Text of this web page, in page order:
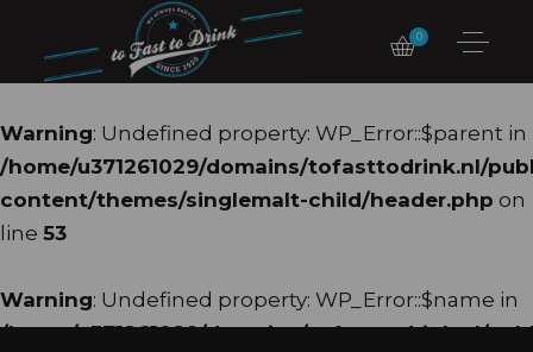
0
Warning: Undefined property: WP_Error::$parent in
/home/u371261029/domains/tofasttodrink.nl/
content/themes/singlemalt-child/header.php on
line 53
Warning: Undefined property: WP_Error::$name in
/home/u371261029/domains/tofasttodrink.nl/